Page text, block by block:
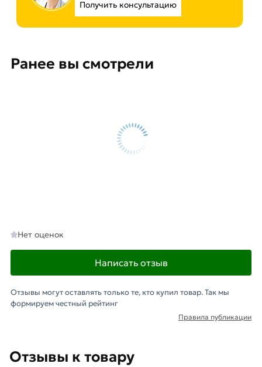
Получить консультацию
Ранее вы смотрели
Отзывы к товару
Нет оценок
Написать отзыв
Отзывы могут оставлять только те, кто купил товар. Так мы
формируем честный рейтинг
Правила публикации